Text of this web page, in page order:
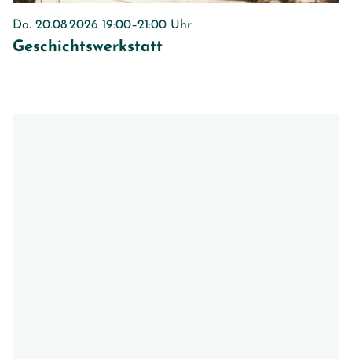
Do. 20.08.2026 19:00–21:00 Uhr
Geschichtswerkstatt